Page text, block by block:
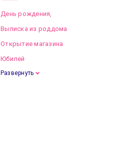
День рождения,
Выписка из роддома
Открытие магазина
Юбилей
Развернуть